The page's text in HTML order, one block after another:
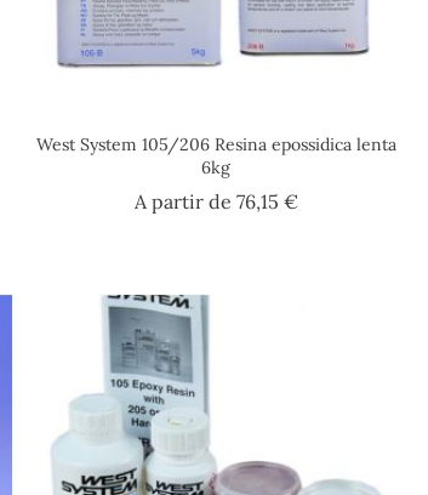
West System 105/206 Resina epossidica lenta
6kg
A partir de 76,15 €Prezzo